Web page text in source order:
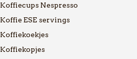
Koffiecups Nespresso
Koffie ESE servings
Koffiekoekjes
Koffiekopjes